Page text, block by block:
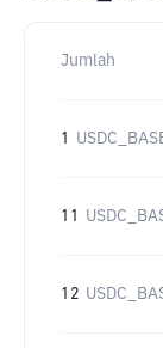
Jumlah
1
11
12